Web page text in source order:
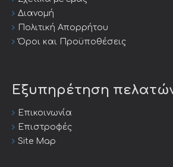
Διανομή
Πολιτική Απορρήτου
Όροι και Προϋποθέσεις
Εξυπηρέτηση
Επικοινωνία
Επιστροφές
Site Map